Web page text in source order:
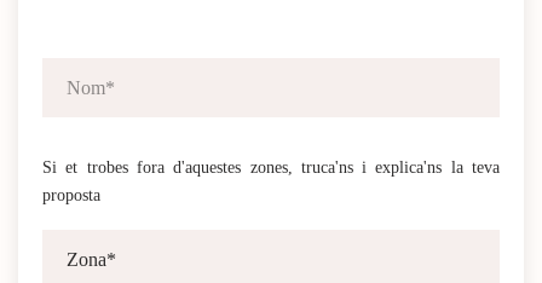
Si et trobes fora d'aquestes zones, truca'ns i explica'ns la teva
proposta